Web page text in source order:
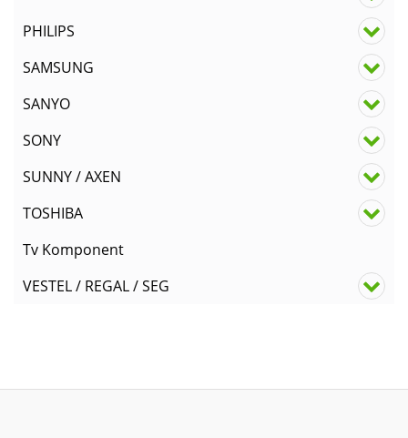
PHILIPS
SAMSUNG
SANYO
SONY
SUNNY / AXEN
TOSHIBA
Tv Komponent
VESTEL / REGAL / SEG